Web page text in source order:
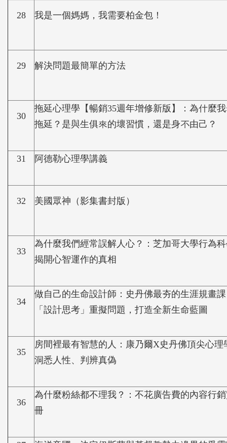
28 我是一個媽媽，我需要柏金包！
29 解決問題最簡單的方法
30
拖延心理學【暢銷35週年增修新版】：為什麼
拖延？是與生俱來的壞習慣，還是身不由己？
31 阿德勒心理學講義
32 美國眾神（影集書封版）
33
為什麼我們經常誤解人心？：芝加哥大學行為
揭開心智運作的真相
34
做自己的生命設計師：史丹佛最夯的生涯規畫
「設計思考」重擬問題，打造全新生命藍圖
35
房間裡最有智慧的人：康乃爾X史丹佛頂尖心理
洞悉人性、判辨真偽
36
為什麼粉絲都不理我？：不花廣告費的內容行
冊